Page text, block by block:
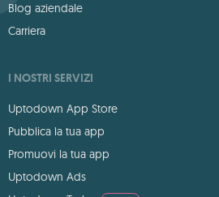
Blog aziendale
Carriera
I NOSTRI SERVIZI
Uptodown App Store
Pubblica la tua app
Promuovi la tua app
Uptodown Ads